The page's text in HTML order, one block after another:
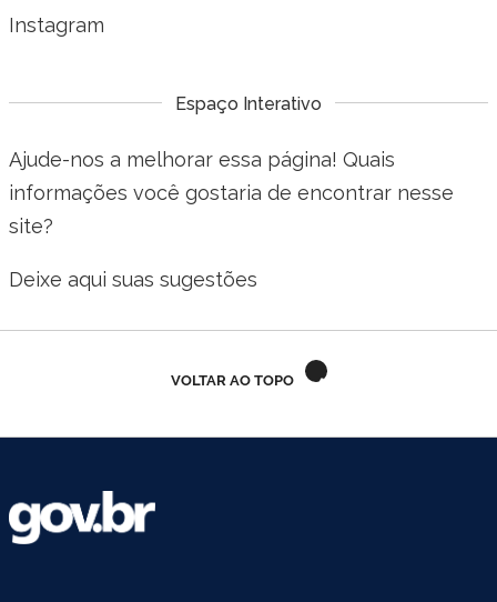
Instagram
Espaço Interativo
Ajude-nos a melhorar essa página! Quais
informações você gostaria de encontrar nesse
site?
Deixe aqui suas sugestões
VOLTAR AO TOPO